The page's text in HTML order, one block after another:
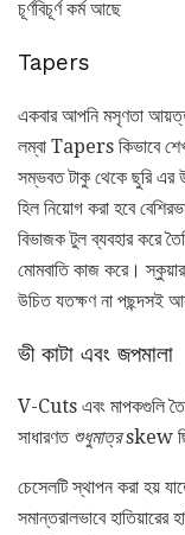
চূর্ণবিচূর্ণ কর্ম আছে
Tapers
একবার আপনি মসৃণতা
লম্বা Tapers কিভাবে
সম্ভবত টাকু থেকে ছুরি এর
হিল নিয়োগ করা হবে
বিভাজক টুল ব্যবহার করে
মোমবাতি কাজ করে। স্কুয়ার
উচিত যতক্ষণ না পছন্দসই
ভী কাটা এবং জপমালা
V-Cuts এবং মাপকগুলি
সাধারণত শুধুমাত্রskew
চেসেলটি স্থাপন করা হয়
সমান্তরালভাবে